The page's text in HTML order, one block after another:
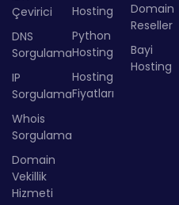
Çevirici
DNS
Sorgulama
IP
Sorgulama
Whois
Sorgulama
Domain
Vekillik
Hizmeti
Hosting
Python
Hosting
Hosting
Fiyatları
Domain
Reseller
Bayi
Hosting